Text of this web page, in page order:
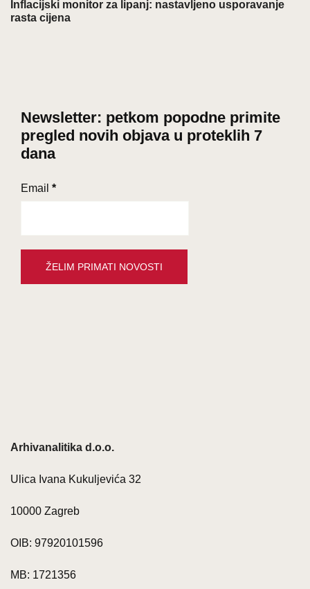
Inflacijski monitor za lipanj: nastavljeno usporavanje
rasta cijena
Newsletter: petkom popodne primite
pregled novih objava u proteklih 7
dana
Email *
Arhivanalitika d.o.o.
Ulica Ivana Kukuljevića 32
10000 Zagreb
OIB: 97920101596
MB: 1721356